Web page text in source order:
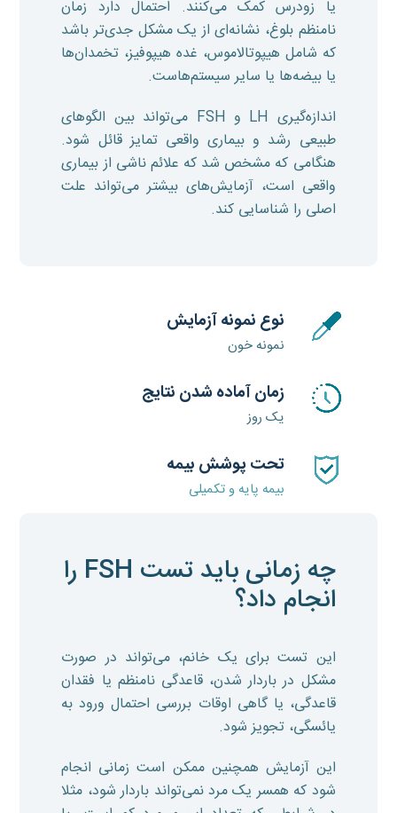
یا زودرس کمک می‌کنند. احتمال دارد زمان
نامنظم بلوغ، نشانه‌ای از یک مشکل جدی‌تر باشد
که شامل هیپوتالاموس، غده هیپوفیز، تخمدان‌ها
یا بیضه‌ها یا سایر سیستم‌هاست.
اندازه‌گیری LH و FSH می‌تواند بین الگوهای
طبیعی رشد و بیماری واقعی تمایز قائل شود.
هنگامی که مشخص شد که علائم ناشی از بیماری
واقعی است، آزمایش‌های بیشتر می‌تواند علت
اصلی را شناسایی کند.
نوع نمونه آزمایش
نمونه خون
زمان آماده شدن نتایج
یک روز
تحت پوشش بیمه
بیمه پایه و تکمیلی
چه زمانی باید تست FSH را
انجام داد؟
این تست برای یک خانم، می‌تواند در صورت
مشکل در باردار شدن، قاعدگی نامنظم یا فقدان
قاعدگی، یا گاهی اوقات بررسی احتمال ورود به
یائسگی، تجویز شود.
این آزمایش همچنین ممکن است زمانی انجام
شود که همسر یک مرد نمی‌تواند باردار شود، مثلا